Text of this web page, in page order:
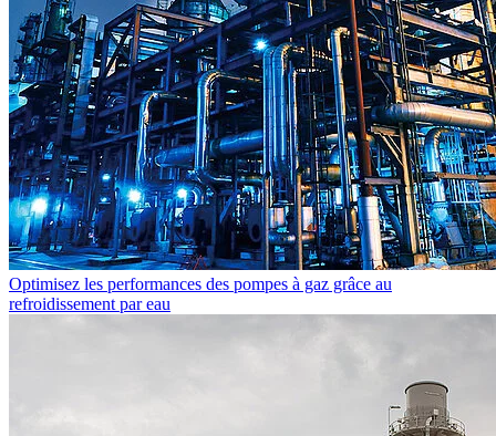
Optimisez les performances des pompes à gaz grâce au
refroidissement par eau